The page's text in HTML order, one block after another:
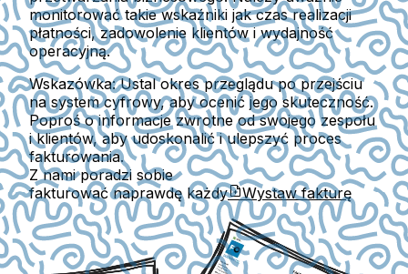
monitorować takie wskaźniki jak czas realizacji
płatności, zadowolenie klientów i wydajność
operacyjną.
Wskazówka:Ustal okres przeglądu po przejściu
na system cyfrowy, aby ocenić jego skuteczność.
Poproś o informacje zwrotne od swojego zespołu
i klientów, aby udoskonalić i ulepszyć proces
fakturowania.
Z nami poradzi sobie
fakturować naprawdę każdy
Wystaw fakturę